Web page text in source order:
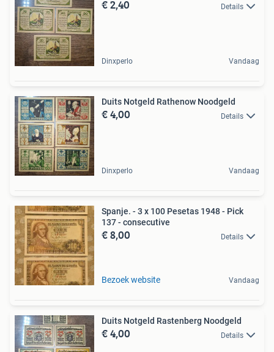
€ 2,40 Details
Dinxperlo Vandaag
Duits Notgeld Rathenow Noodgeld
€ 4,00 Details
Dinxperlo Vandaag
Spanje. - 3 x 100 Pesetas 1948 - Pick
137 - consecutive
€ 8,00 Details
Bezoek website Vandaag
Duits Notgeld Rastenberg Noodgeld
€ 4,00 Details